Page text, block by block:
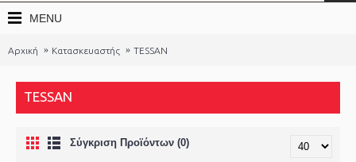
MENU
Αρχική Κατασκευαστής TESSAN
TESSAN
Σύγκριση Προϊόντων (0)